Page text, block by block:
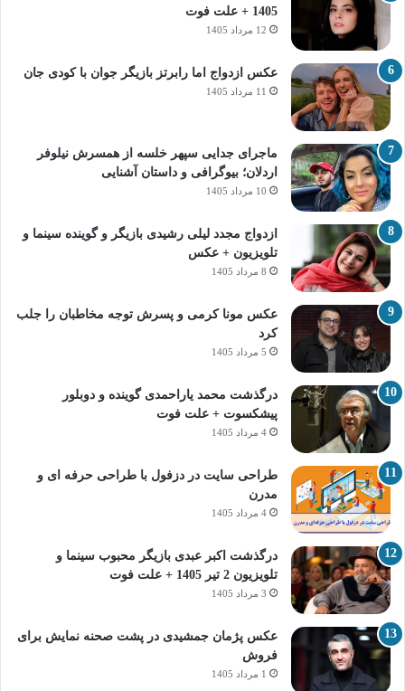
1405 + علت فوت
12 مرداد 1405
عکس ازدواج اما رابرتز بازیگر جوان با کودی جان
11 مرداد 1405
ماجرای جدایی سپهر خلسه از همسرش نیلوفر
اردلان؛ بیوگرافی و داستان آشنایی
10 مرداد 1405
ازدواج مجدد لیلی رشیدی بازیگر و گوینده سینما و
تلویزیون + عکس
8 مرداد 1405
عکس مونا کرمی و پسرش توجه مخاطبان را جلب
کرد
5 مرداد 1405
درگذشت محمد یاراحمدی گوینده و دوبلور
پیشکسوت + علت فوت
4 مرداد 1405
طراحی سایت در دزفول با طراحی حرفه‌ ای و
مدرن
4 مرداد 1405
درگذشت اکبر عبدی بازیگر محبوب سینما و
تلویزیون 2 تیر 1405 + علت فوت
3 مرداد 1405
عکس پژمان جمشیدی در پشت صحنه نمایش برای
فروش
1 مرداد 1405